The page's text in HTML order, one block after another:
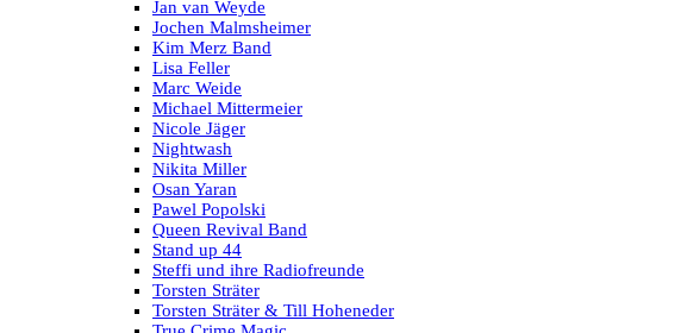
Jan van Weyde
Jochen Malmsheimer
Kim Merz Band
Lisa Feller
Marc Weide
Michael Mittermeier
Nicole Jäger
Nightwash
Nikita Miller
Osan Yaran
Pawel Popolski
Queen Revival Band
Stand up 44
Steffi und ihre Radiofreunde
Torsten Sträter
Torsten Sträter & Till Hoheneder